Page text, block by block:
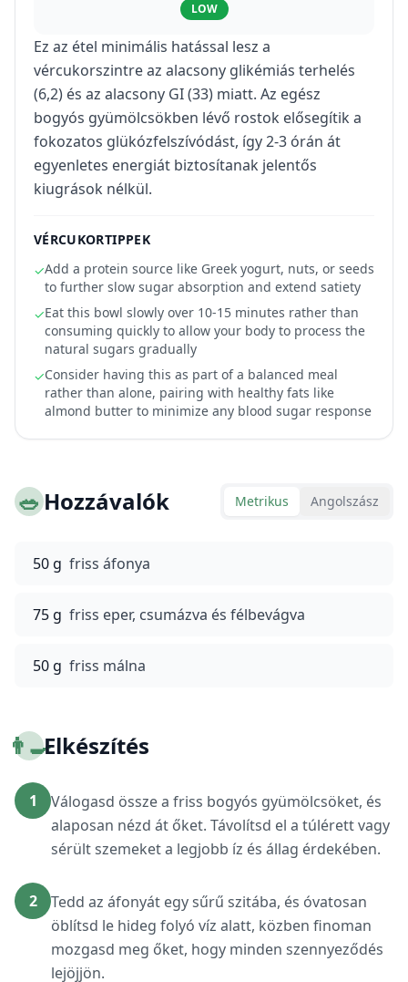
LOW
Ez az étel minimális hatással lesz a
vércukorszintre az alacsony glikémiás terhelés
(6,2) és az alacsony GI (33) miatt. Az egész
bogyós gyümölcsökben lévő rostok elősegítik a
fokozatos glükózfelszívódást, így 2-3 órán át
egyenletes energiát biztosítanak jelentős
kiugrások nélkül.
VÉRCUKORTIPPEK
✓Add a protein source like Greek yogurt, nuts, or seeds
to further slow sugar absorption and extend satiety
✓Eat this bowl slowly over 10-15 minutes rather than
consuming quickly to allow your body to process the
natural sugars gradually
✓Consider having this as part of a balanced meal
rather than alone, pairing with healthy fats like
almond butter to minimize any blood sugar response
🥗Hozzávalók Metrikus Angolszász
50 g friss áfonya
75 g friss eper, csumázva és félbevágva
50 g friss málna
👨‍🍳Elkészítés
1
Válogasd össze a friss bogyós gyümölcsöket, és
alaposan nézd át őket. Távolítsd el a túlérett vagy
sérült szemeket a legjobb íz és állag érdekében.
2
Tedd az áfonyát egy sűrű szitába, és óvatosan
öblítsd le hideg folyó víz alatt, közben finoman
mozgasd meg őket, hogy minden szennyeződés
lejöjjön.